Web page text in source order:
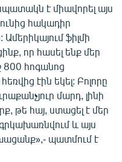
է միավորել այս
հակադիր
ֆիլմի
որ հասել ենք մեր
800 հոգանոց
էին եկել: Բոլորը
մարդ, լինի
թե հայ, ստացել է մեր
գրկախառնվում և այս
պատմում է